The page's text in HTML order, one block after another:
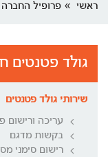
ראשי פרופיל החברה
גולד פטנטים
שירותי גולד פטנטים
עריכה ורישום
בקשות מדגם
רישום סימני